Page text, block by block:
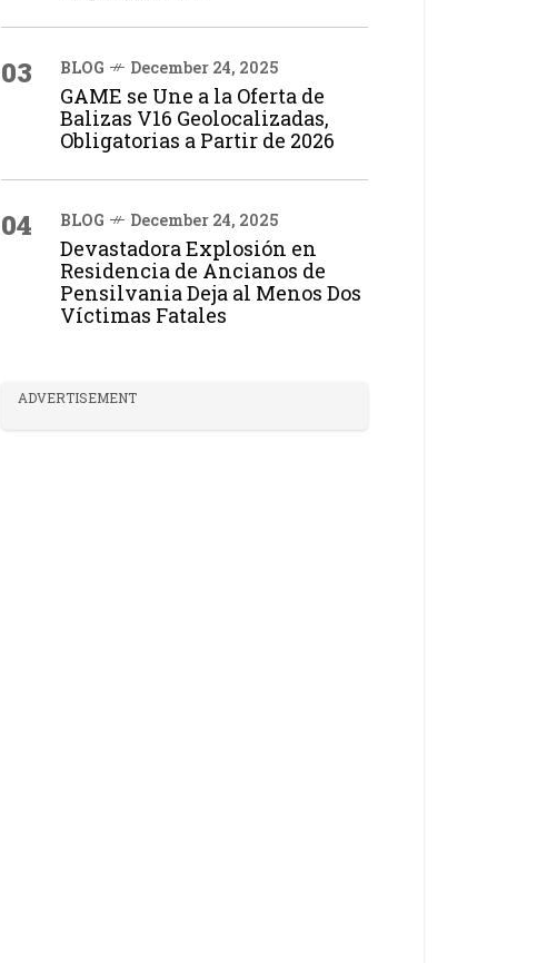
03 BLOG December 24, 2025
GAME se Une a la Oferta de
Balizas V16 Geolocalizadas,
Obligatorias a Partir de 2026
04 BLOG December 24, 2025
Devastadora Explosión en
Residencia de Ancianos de
Pensilvania Deja al Menos Dos
Víctimas Fatales
ADVERTISEMENT